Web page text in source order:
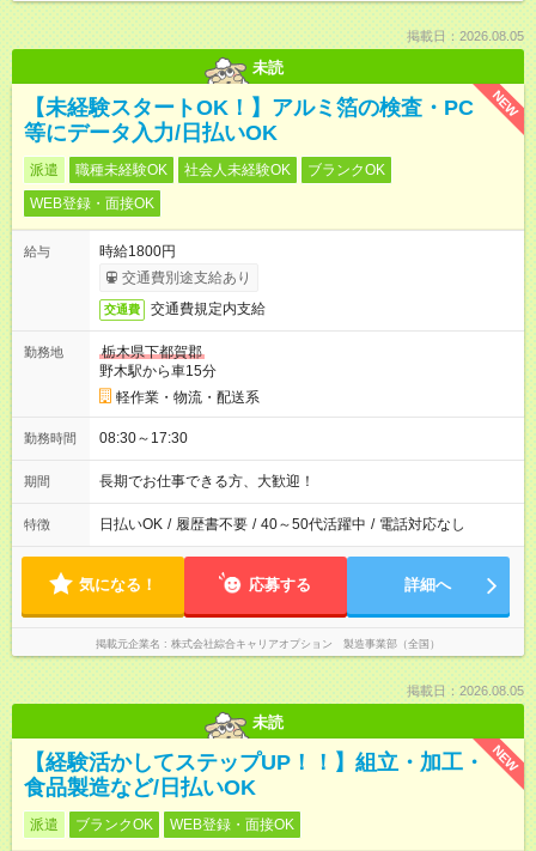
掲載日：2026.08.05
未読
NEW
【未経験スタートOK！】アルミ箔の検査・PC
等にデータ入力/日払いOK
派遣 職種未経験OK 社会人未経験OK
ブランクOK
WEB登録・面接OK
給与
時給1800円
交通費別途支給あり
交通費 交通費規定内支給
勤務地
栃木県下都賀郡
野木駅から車15分
軽作業・物流・配送系
勤務時間 08:30～17:30
期間 長期でお仕事できる方、大歓迎！
特徴 日払いOK / 履歴書不要 / 40～50代活躍中 / 電話対応なし
気になる！ 応募する 詳細へ
掲載元企業名 株式会社綜合キャリアオプション 製造事業部（全国）
掲載日：2026.08.05
未読
NEW
【経験活かしてステップUP！！】組立・加工・
食品製造など/日払いOK
派遣 ブランクOK WEB登録・面接OK